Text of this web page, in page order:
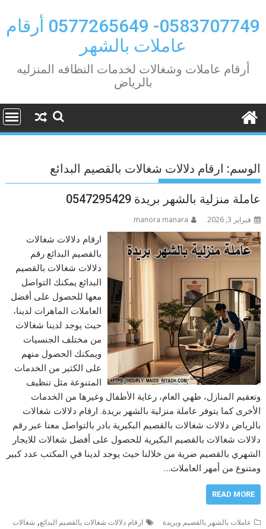
to
content
0583707749- 0577265649 أرقام
عاملات بالشهر
أرقام عاملات وشغالات لخدمات النظافه المنزليه
بالرياض
الوسم: ارقام دلالات شغالات بالقصيم البدائع
عاملة منزلية بالشهر بريدة 0547295429
فبراير 3, 2026 manora manara
ارقام دلالات شغالات
بالقصيم البدائع رقم
دلالات شغالات بالقصيم
البدائع يمكنك التواصل
معها للحصول على أفضل
العاملات الماهرات لدينا،
حيث يوجد لدينا شغالات
من مختلف الجنسيات
ويمكنك الحصول منهم
على الكثير من الخدمات
المتنوعة مثل تنظيف
وتعقيم المنازل، طهي العام، رعاية الأطفال وغيرها من الخدمات
الأخرى كما يتوفر عاملة منزلية بالشهر بريدة. ارقام دلالات شغالات
بالرياض دلالات شغالات بالقصيم البكيرية بادر بالتواصل معنا عبر رقم
دلالات شغالات بالقصيم البكيرية للحصول على أفضل شغالات للايجار
الشهري بالقصيم ضرية من خلالنا حيث يوجد لدينا في المكتب عدد كبير
ومتنوع من أمهر العاملات…
READ MORE
عاملات بالشهر بالقصيم وبريدة ارقام دلالات شغالات بالقصيم البدائع, شغالات